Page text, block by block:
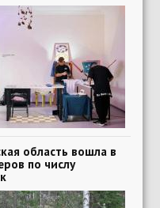
область вошла в
по числу